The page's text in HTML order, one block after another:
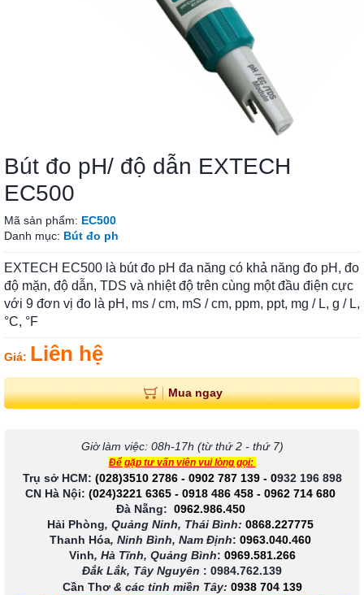
Bút đo pH/ độ dẫn EXTECH
EC500
Mã sản phẩm: EC500
Danh mục: Bút đo ph
EXTECH EC500 là bút đo pH đa năng có khả năng đo pH, đo
độ mặn, độ dẫn, TDS và nhiệt độ trên cùng một đầu điện cực
với 9 đơn vị đo là pH, ms / cm, mS / cm, ppm, ppt, mg / L, g / L,
°C, °F
Giá: Liên hệ
Mua ngay
Giờ làm việc: 08h-17h (từ thứ 2 - thứ 7)
Để gặp tư vấn viên vui lòng gọi:
Trụ sở HCM: (028)3510 2786 - 0902 787 139- 0932 196 898
CN Hà Nội: (024)3221 6365 - 0918 486 458 - 0962 714 680
Đà Nẵng: 0962.986.450
Hải Phòng, Quảng Ninh, Thái Bình: 0868.227775
Thanh Hóa, Ninh Bình, Nam Định: 0963.040.460
Vinh, Hà Tĩnh, Quảng Bình: 0969.581.266
Đắk Lắk, Tây Nguyên : 0984.762.139
Cần Thơ & các tỉnh miền Tây: 0938 704 139